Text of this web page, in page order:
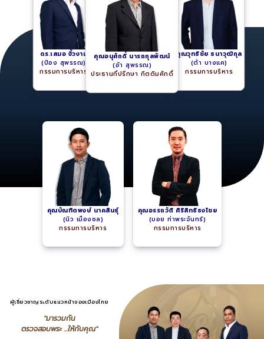
ดร.เสมอ งิ้วงาม
(ป๋อง สุพรรณ)
กรรมการบริหาร
คุณอนุศักดิ์ นารถกุลพัฒน์
(อ้า สุพรรณ)
ประธานที่ปรึกษา กิตติมศักดิ์
คุณวุทธิชัย ธนาวุฒิกุล
(ต้า บางแค)
กรรมการบริหาร
คุณบัณฑิตพงษ์ นาคสินธุ์
(นิว เมืองชล)
กรรมการบริหาร
คุณอรรถวัติ ศิริสิทธิธงไชย
(บอย ท่าพระจันทร์)
กรรมการบริหาร
ผู้เชี่ยวชาญระดับแนวหน้าของเมืองไทย
"มารวมกัน
ตรวจสอบพระ ...ให้กับคุณ"